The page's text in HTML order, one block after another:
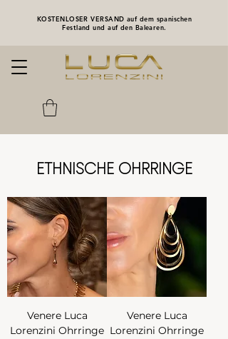
KOSTENLOSER VERSAND auf dem spanischen
Festland und auf den Balearen.
ETHNISCHE OHRRINGE
Venere Luca
Lorenzini Ohrringe
Venere Luca
Lorenzini Ohrringe